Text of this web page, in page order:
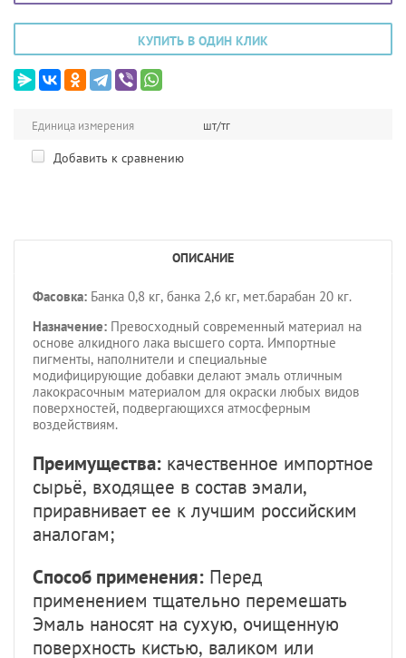
КУПИТЬ В ОДИН КЛИК
Единица измерения шт/тг
Добавить к сравнению
ОПИСАНИЕ
Фасовка: Банка 0,8 кг, банка 2,6 кг, мет.барабан 20 кг.
Назначение: Превосходный современный материал на
основе алкидного лака высшего сорта. Импортные
пигменты, наполнители и специальные
модифицирующие добавки делают эмаль отличным
лакокрасочным материалом для окраски любых видов
поверхностей, подвергающихся атмосферным
воздействиям.
Преимущества: качественное импортное
сырьё, входящее в состав эмали,
приравнивает ее к лучшим российским
аналогам;
Способ применения: Перед
применением тщательно перемешать
Эмаль наносят на сухую, очищенную
поверхность кистью, валиком или